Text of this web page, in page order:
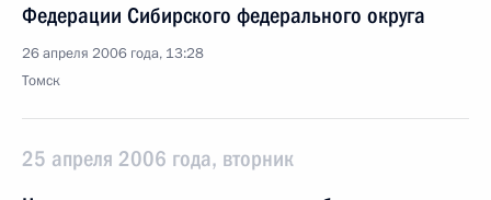
Федерации Сибирского федерального округа
26 апреля 2006 года, 13:28
Томск
25 апреля 2006 года, вторник